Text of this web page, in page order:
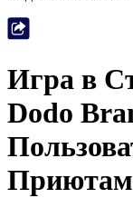
Игра в
Dodo
Приютам